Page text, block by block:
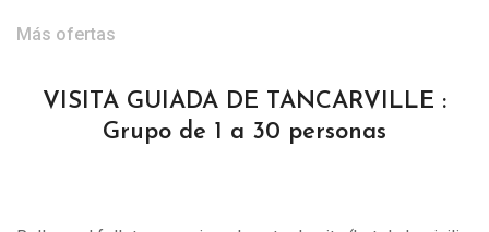
Más ofertas
VISITA GUIADA DE TANCARVILLE :
Grupo de 1 a 30 personas